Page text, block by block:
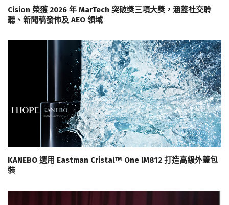
Cision 榮獲 2026 年 MarTech 突破獎三項大獎，涵蓋社交聆
聽、新聞稿發佈及 AEO 領域
KANEBO 選用 Eastman Cristal™ One IM812 打造高級外蓋包
裝